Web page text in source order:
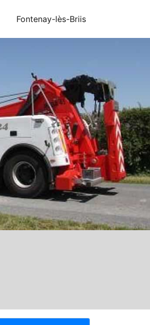
Fontenay-lès-Briis